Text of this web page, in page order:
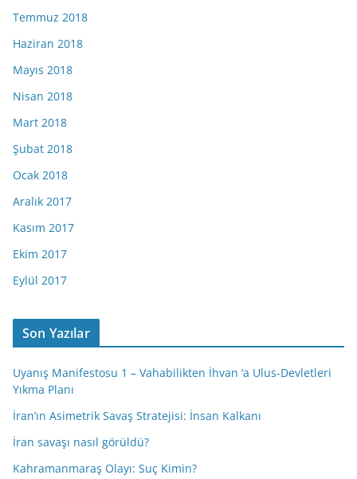
Temmuz 2018
Haziran 2018
Mayıs 2018
Nisan 2018
Mart 2018
Şubat 2018
Ocak 2018
Aralık 2017
Kasım 2017
Ekim 2017
Eylül 2017
Son Yazılar
Uyanış Manifestosu 1 – Vahabilikten İhvan ‘a Ulus-Devletleri
Yıkma Planı
İran’ın Asimetrik Savaş Stratejisi: İnsan Kalkanı
İran savaşı nasıl görüldü?
Kahramanmaraş Olayı: Suç Kimin?